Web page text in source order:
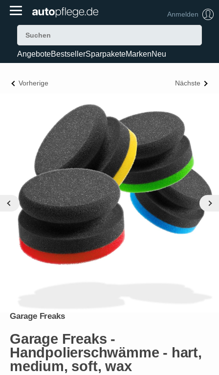
Anmelden
AngeboteBestsellerSparpaketeMarkenNeu
Vorherige Nächste
Garage Freaks
Garage Freaks -
Handpolierschwämme - hart,
medium, soft, wax